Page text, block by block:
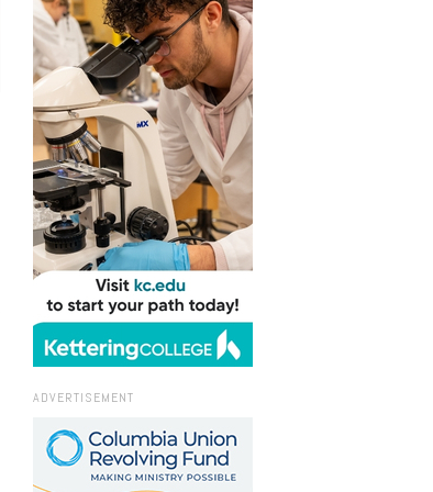
ADVERTISEMENT